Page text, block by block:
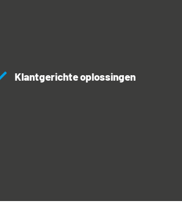
Klantgerichte oplossingen